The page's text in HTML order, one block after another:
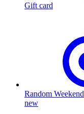
Gift card
Random Weekend
new